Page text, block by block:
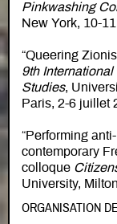
Pinkwashing
New York, 10-
“Queering
9th
Studies,
Paris, 2-6 juillet
“Performing
contemporary
colloque
University,
ORGANISATION